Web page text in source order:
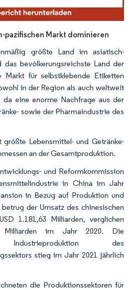
pazifischen Markt dominieren
größte Land im asiatisch-
das bevölkerungsreichste Land der
Markt für selbstklebende Etiketten
in der Region als auch weltweit
da eine enorme Nachfrage aus der
sowie der Pharmaindustrie des
Lebensmittel- und Getränke-
an der Gesamtproduktion.
und Reformkommission
in China im Jahr
in Bezug auf Produktion und
der Umsatz des chinesischen
1.181,63 Milliarden, verglichen
Milliarden im Jahr 2020. Die
Industrieproduktion des
stieg im Jahr 2021 jährlich
die Produktionssektoren für